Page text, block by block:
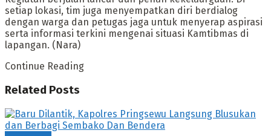
setiap lokasi, tim juga menyempatkan diri berdialog
dengan warga dan petugas jaga untuk menyerap aspirasi
serta informasi terkini mengenai situasi Kamtibmas di
lapangan. (Nara)
Continue Reading
Related Posts